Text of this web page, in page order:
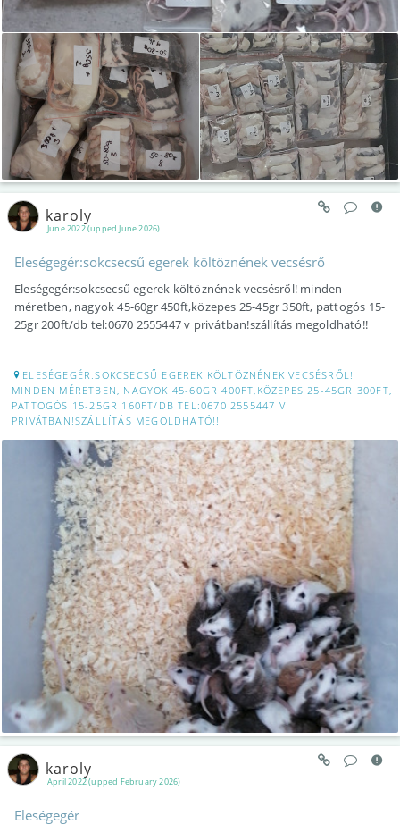
June 2022 (upped June 2026)
karoly
Eleségegér:sokcsecsű egerek költöznének vecsésrő
Eleségegér:sokcsecsű egerek költöznének vecsésről! minden
méretben, nagyok 45-60gr 450ft,közepes 25-45gr 350ft, pattogós 15-
25gr 200ft/db tel:0670 2555447 v privátban!szállítás megoldható!!
ELESÉGEGÉR:SOKCSECSŰ EGEREK KÖLTÖZNÉNEK VECSÉSRŐL!
MINDEN MÉRETBEN, NAGYOK 45-60GR 400FT,KÖZEPES 25-45GR 300FT,
PATTOGÓS 15-25GR 160FT/DB TEL:0670 2555447 V
PRIVÁTBAN!SZÁLLÍTÁS MEGOLDHATÓ!!
April 2022 (upped February 2026)
karoly
Eleségegér